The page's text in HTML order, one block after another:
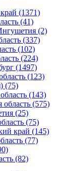
(1371)
(41)
(2)
(337)
(102)
(224)
(1497)
(123)
(75)
(143)
область (575)
(25)
(75)
край (145)
(77)
(82)